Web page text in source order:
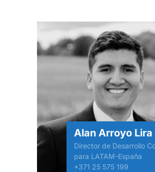
Alan Arroyo Lira
Director de Desarrollo
para LATAM-España
+371 25 575 199